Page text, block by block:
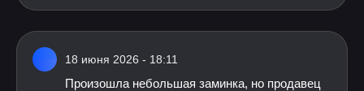
18 июня 2026 - 18:11
Произошла небольшая заминка, но продавец